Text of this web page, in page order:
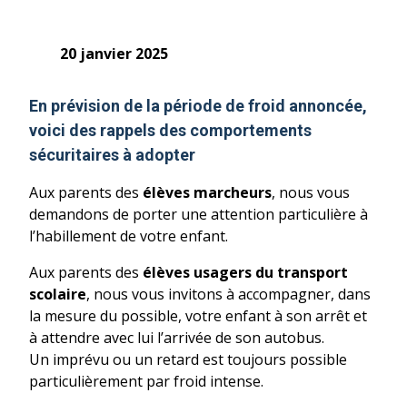
20 janvier 2025
En prévision de la période defroid annoncée,
voici des rappels des comportements
sécuritaires à adopter
Aux parents des élèves marcheurs, nous vous
demandons de porter une attention particulière à
l’habillement de votre enfant.
Aux parents des élèves usagers du transport
scolaire, nous vous invitons à accompagner, dans
la mesure du possible, votre enfant à son arrêt et
à attendre avec lui l’arrivée de son autobus.
Un imprévu ou un retard est toujours possible
particulièrement par froid intense.